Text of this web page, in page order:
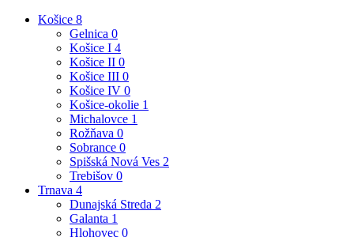
Košice 8
Gelnica 0
Košice I 4
Košice II 0
Košice III 0
Košice IV 0
Košice-okolie 1
Michalovce 1
Rožňava 0
Sobrance 0
Spišská Nová Ves 2
Trebišov 0
Trnava 4
Dunajská Streda 2
Galanta 1
Hlohovec 0